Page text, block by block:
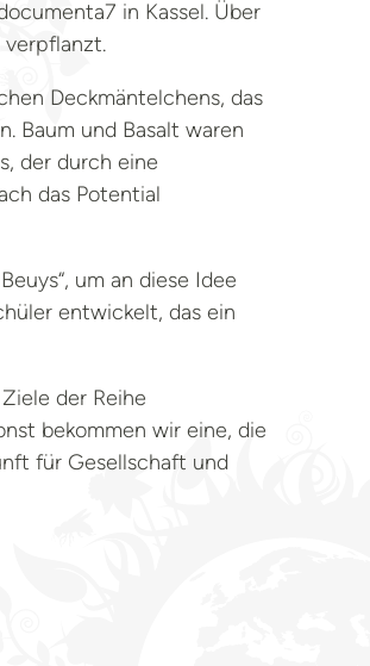
in Kassel. Über
verpflanzt.
Deckmäntelchens, das
Baum und Basalt waren
der durch eine
das Potential
um an diese Idee
entwickelt, das ein
der Reihe
bekommen wir eine, die
für Gesellschaft und